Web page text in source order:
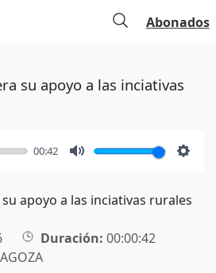
Abonados
su apoyo a las inciativas
00:42
apoyo a las inciativas rurales
Duración: 00:00:42